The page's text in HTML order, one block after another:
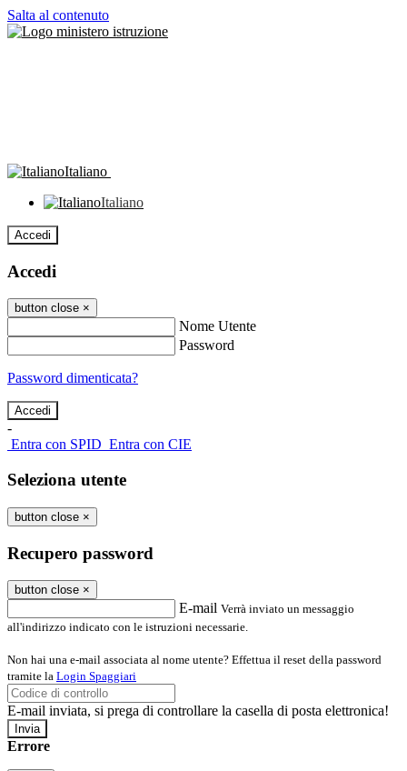
Salta al contenuto
Italiano
Italiano
Accedi
Accedi
button close ×
Nome Utente
Password
Password dimenticata?
-
Entra con SPID Entra con CIE
Seleziona utente
button close ×
Recupero password
button close ×
E-mail Verrà inviato un messaggio
all'indirizzo indicato con le istruzioni necessarie.
Non hai una e-mail associata al nome utente? Effettua il reset della password
tramite la Login Spaggiari
E-mail inviata, si prega di controllare la casella di posta elettronica!
Errore